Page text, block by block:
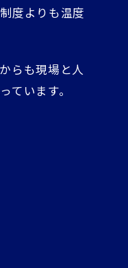
度よりも温度
らも現場と人
ています。